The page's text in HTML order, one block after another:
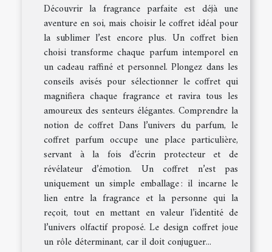
Découvrir la fragrance parfaite est déjà une
aventure en soi, mais choisir le coffret idéal pour
la sublimer l’est encore plus. Un coffret bien
choisi transforme chaque parfum intemporel en
un cadeau raffiné et personnel. Plongez dans les
conseils avisés pour sélectionner le coffret qui
magnifiera chaque fragrance et ravira tous les
amoureux des senteurs élégantes. Comprendre la
notion de coffret Dans l’univers du parfum, le
coffret parfum occupe une place particulière,
servant à la fois d’écrin protecteur et de
révélateur d’émotion. Un coffret n’est pas
uniquement un simple emballage : il incarne le
lien entre la fragrance et la personne qui la
reçoit, tout en mettant en valeur l’identité de
l’univers olfactif proposé. Le design coffret joue
un rôle déterminant, car il doit conjuguer...